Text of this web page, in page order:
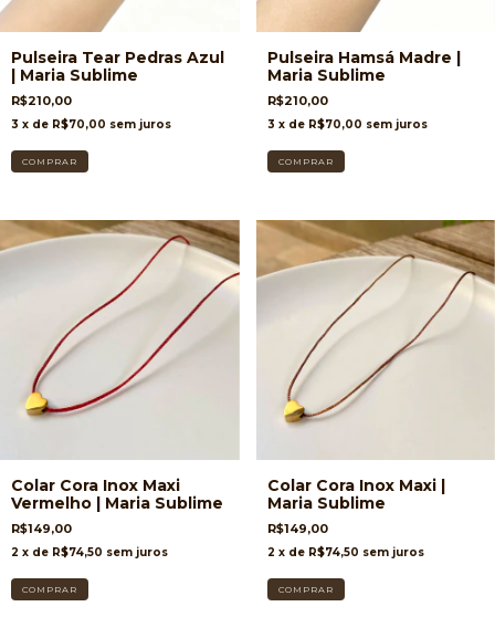
Pulseira Tear Pedras Azul
| Maria Sublime
R$210,00
3 x de R$70,00 sem juros
Pulseira Hamsá Madre |
Maria Sublime
R$210,00
3 x de R$70,00 sem juros
Colar Cora Inox Maxi
Vermelho | Maria Sublime
R$149,00
2 x de R$74,50 sem juros
Colar Cora Inox Maxi |
Maria Sublime
R$149,00
2 x de R$74,50 sem juros